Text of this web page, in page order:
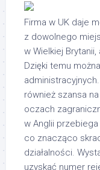
Firma w UK daje
z dowolnego
w Wielkiej
Dzięki temu
również szansa
oczach
w Anglii
co znacząco
działalności.
uzyskać numer